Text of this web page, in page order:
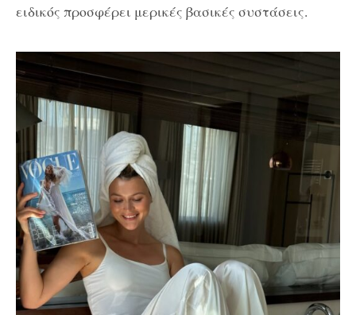
ειδικός προσφέρει μερικές βασικές συστάσεις.